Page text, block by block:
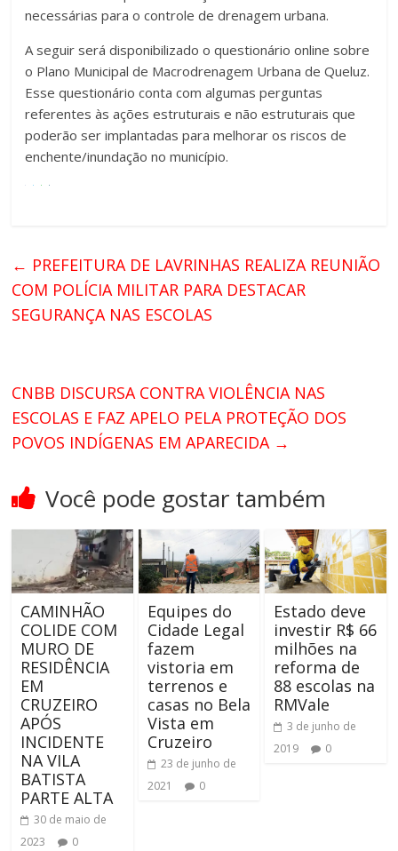
necessárias para o controle de drenagem urbana.
A seguir será disponibilizado o questionário online sobre
o Plano Municipal de Macrodrenagem Urbana de Queluz.
Esse questionário conta com algumas perguntas
referentes às ações estruturais e não estruturais que
poderão ser implantadas para melhorar os riscos de
enchente/inundação no município.
← PREFEITURA DE LAVRINHAS REALIZA REUNIÃO
COM POLÍCIA MILITAR PARA DESTACAR
SEGURANÇA NAS ESCOLAS
CNBB DISCURSA CONTRA VIOLÊNCIA NAS
ESCOLAS E FAZ APELO PELA PROTEÇÃO DOS
POVOS INDÍGENAS EM APARECIDA →
Você pode gostar também
CAMINHÃO
COLIDE COM
MURO DE
RESIDÊNCIA
EM
CRUZEIRO
APÓS
INCIDENTE
NA VILA
BATISTA
PARTE ALTA
30 de maio de
2023
0
Equipes do
Cidade Legal
fazem
vistoria em
terrenos e
casas no Bela
Vista em
Cruzeiro
23 de junho de
2021
0
Estado deve
investir R$ 66
milhões na
reforma de
88 escolas na
RMVale
3 de junho de
2019
0